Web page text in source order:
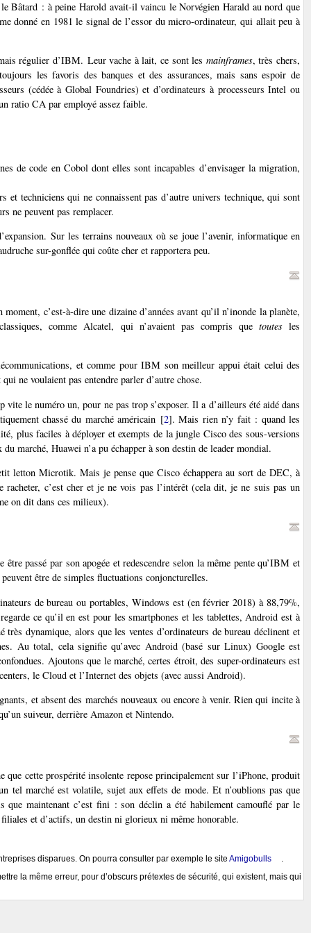
Bâtard : à peine Harold avait-il vaincu le Norvégien Harald au nord que
donné en 1981 le signal de l’essor du micro-ordinateur, qui allait peu à
régulier d’IBM. Leur vache à lait, ce sont les mainframes, très chers,
les favoris des banques et des assurances, mais sans espoir de
(cédée à Global Foundries) et d’ordinateurs à processeurs Intel ou
ratio CA par employé assez faible.
de code en Cobol dont elles sont incapables d’envisager la migration,
techniciens qui ne connaissent pas d’autre univers technique, qui sont
ne peuvent pas remplacer.
Sur les terrains nouveaux où se joue l’avenir, informatique en
sur-gonflée qui coûte cher et rapportera peu.
c’est-à-dire une dizaine d’années avant qu’il n’inonde la planète,
comme Alcatel, qui n’avaient pas compris que toutesles
et comme pour IBM son meilleur appui était celui des
ne voulaient pas entendre parler d’autre chose.
le numéro un, pour ne pas trop s’exposer. Il a d’ailleurs été aidé dans
chassé du marché américain [2]. Mais rien n’y fait : quand les
plus faciles à déployer et exempts de la jungle Cisco des sous-versions
marché, Huawei n’a pu échapper à son destin de leader mondial.
letton Microtik. Mais je pense que Cisco échappera au sort de DEC, à
c’est cher et je ne vois pas l’intérêt (cela dit, je ne suis pas un
on dit dans ces milieux).
passé par son apogée et redescendre selon la même pente qu’IBM et
être de simples fluctuations conjoncturelles.
de bureau ou portables, Windows est (en février 2018) à 88,79%,
ce qu’il en est pour les smartphones et les tablettes, Android est à
dynamique, alors que les ventes d’ordinateurs de bureau déclinent et
Au total, cela signifie qu’avec Android (basé sur Linux) Google est
Ajoutons que le marché, certes étroit, des super-ordinateurs est
le Cloud et l’Internet des objets (avec aussi Android).
et absent des marchés nouveaux ou encore à venir. Rien qui incite à
suiveur, derrière Amazon et Nintendo.
cette prospérité insolente repose principalement sur l’iPhone, produit
marché est volatile, sujet aux effets de mode. Et n’oublions pas que
que maintenant c’est fini : son déclin a été habilement camouflé par le
filiales et d’actifs, un destin ni glorieux ni même honorable.
disparues. On pourra consulter par exemple le site Amigobulls
.
la même erreur, pour d’obscurs prétextes de sécurité, qui existent, mais qui